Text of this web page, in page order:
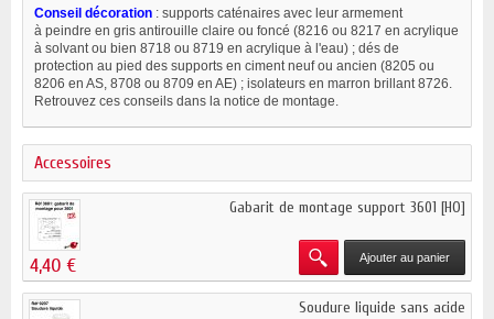
Conseil décoration : supports caténaires avec leur armement
à peindre en gris antirouille claire ou foncé (8216 ou 8217 en acrylique
à solvant ou bien 8718 ou 8719 en acrylique à l'eau) ; dés de
protection au pied des supports en ciment neuf ou ancien (8205 ou
8206 en AS, 8708 ou 8709 en AE) ; isolateurs en marron brillant 8726.
Retrouvez ces conseils dans la notice de montage.
Accessoires
Gabarit de montage support 3601 [HO]
4,40 € Ajouter au panier
Soudure liquide sans acide